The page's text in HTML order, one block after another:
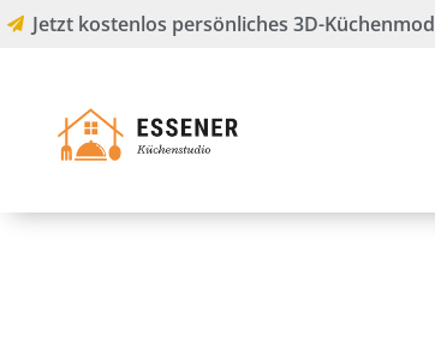
Jetzt kostenlos persönliches 3D-